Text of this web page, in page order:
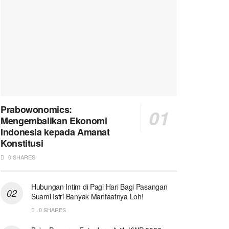
Prabowonomics:
Mengembalikan Ekonomi
Indonesia kepada Amanat
Konstitusi
0 SHARES
Hubungan Intim di Pagi Hari Bagi Pasangan
Suami Istri Banyak Manfaatnya Loh!
0 SHARES